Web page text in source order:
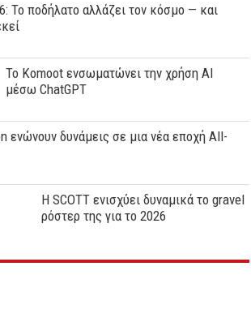
Το ποδήλατο αλλάζει τον κόσμο — και
Το Komoot ενσωματώνει την χρήση AI
μέσω ChatGPT
ενώνουν δυνάμεις σε μια νέα εποχή All-
Η SCOTT ενισχύει δυναμικά το gravel
ρόστερ της για το 2026